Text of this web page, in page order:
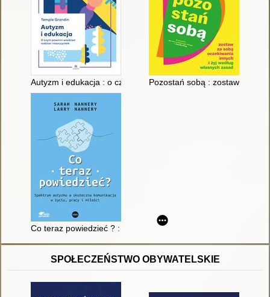
Autyzm i edukacja : o czym powinni wiedzieć rodzice i
Pozostań sobą : zostaw za
Co teraz powiedzieć ? : spektrum autyzmu a skuteczna
SPOŁECZEŃSTWO OBYWATELSKIE